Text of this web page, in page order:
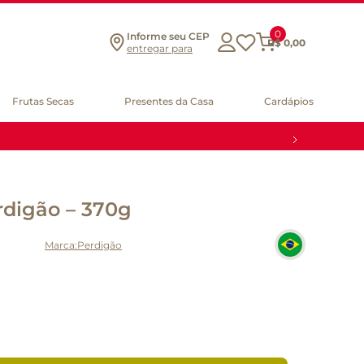
Informe seu CEP
entregar para
0
R$ 0,00
Frutas Secas Presentes da Casa Cardápios
– 370g
Perdigão